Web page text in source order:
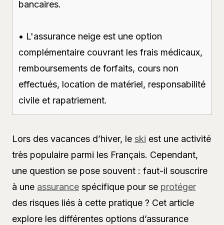
bancaires.
• L'assurance neige est une option
complémentaire couvrant les frais médicaux,
remboursements de forfaits, cours non
effectués, location de matériel, responsabilité
civile et rapatriement.
Lors des vacances d’hiver, le ski est une activité
très populaire parmi les Français. Cependant,
une question se pose souvent : faut-il souscrire
à une assurance spécifique pour se protéger
des risques liés à cette pratique ? Cet article
explore les différentes options d’assurance